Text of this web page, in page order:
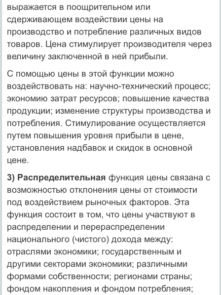
выражается в поощритель­ном или
сдерживающем воздействии цены на
производство и потребление различных видов
товаров. Цена стимулирует производителя через
величину заключенной в ней прибыли.
С помощью цены в этой функции можно
воздействовать на: научно-тех­нический процесс;
экономию затрат ресурсов; повышение качества
продук­ции; изменение структуры производства и
потребления. Стимулирование осу­ществляется
путем повышения уровня прибыли в цене,
установления надбавок и скидок в основной
цене.
3) Распределительная функция цены связана с
возможностью отклонения цены от стоимости
под воздействием рыночных факторов. Эта
функция со­стоит в том, что цены участвуют в
распределении и перераспределении
национального (чистого) дохода между:
отраслями экономики; государственным и
другими секторами экономики; различными
формами собственности; регионами страны;
фондом накопления и фондом потребления;